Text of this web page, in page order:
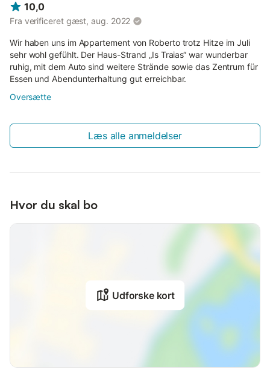
10,0
Fra verificeret gæst, aug. 2022
Wir haben uns im Appartement von Roberto trotz Hitze im Juli
sehr wohl gefühlt. Der Haus-Strand „Is Traias“ war wunderbar
ruhig, mit dem Auto sind weitere Strände sowie das Zentrum für
Essen und Abendunterhaltung gut erreichbar.
Oversætte
Læs alle anmeldelser
Hvor du skal bo
Udforske kort